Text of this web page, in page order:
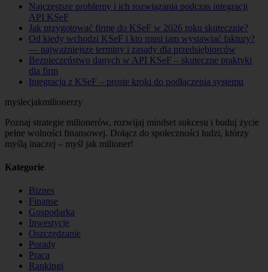
Najczęstsze problemy i ich rozwiązania podczas integracji
API KSeF
Jak przygotować firmę do KSeF w 2026 roku skutecznie?
Od kiedy wchodzi KSeF i kto musi tam wystawiać faktury?
— najważniejsze terminy i zasady dla przedsiębiorców
Bezpieczeństwo danych w API KSeF – skuteczne praktyki
dla firm
Integracja z KSeF – proste kroki do podłączenia systemu
myslecjakmilionerzy
Poznaj strategie milionerów, rozwijaj mindset sukcesu i buduj życie
pełne wolności finansowej. Dołącz do społeczności ludzi, którzy
myślą inaczej – myśl jak milioner!
Kategorie
Biznes
Finanse
Gospodarka
Inwestycje
Oszczędzanie
Porady
Praca
Rankingi